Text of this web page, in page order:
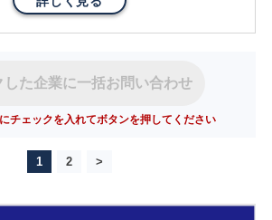
した企業に一括お問い合わせ
チェックを入れてボタンを押してください
1 2 >